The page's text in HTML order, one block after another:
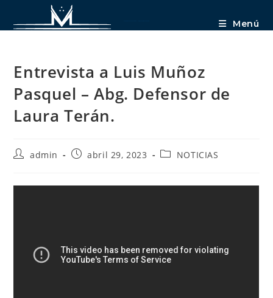
Menú
Entrevista a Luis Muñoz
Pasquel – Abg. Defensor de
Laura Terán.
admin abril 29, 2023 NOTICIAS